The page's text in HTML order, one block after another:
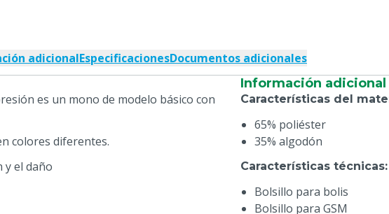
adicionalEspecificacionesDocumentos adicionales
es un mono de modelo básico con
colores diferentes.
y el daño
Información adicional
Características del
65% poliéster
35% algodón
Características técnicas:
Bolsillo para bolis
Bolsillo para GSM